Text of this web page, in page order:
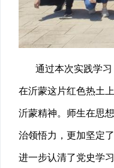
通过本次实践学习
在沂蒙这片红色热土
沂蒙精神。师生在思
治领悟力，更加坚定
进一步认清了党史学